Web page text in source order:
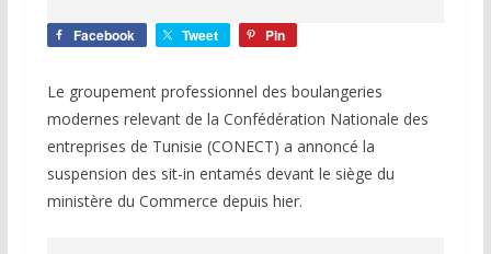
Facebook Tweet Pin
Le groupement professionnel des boulangeries
modernes relevant de la Confédération Nationale des
entreprises de Tunisie (CONECT) a annoncé la
suspension des sit-in entamés devant le siège du
ministère du Commerce depuis hier.